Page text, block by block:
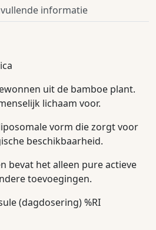
informatie
uit de bamboe plant.
lichaam voor.
vorm die zorgt voor
beschikbaarheid.
bevat het alleen pure actieve
toevoegingen.
(dagdosering) %RI